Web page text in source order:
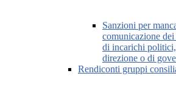
Sanzioni per
comunicazione
di incarichi
direzione o di
Rendiconti gruppi